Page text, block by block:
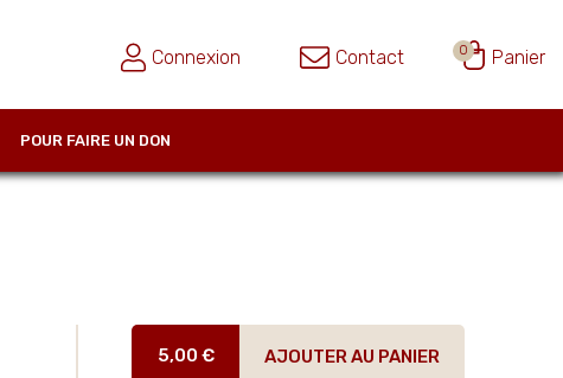
Connexion Contact 0 Panier
POUR FAIRE UN DON
5,00 € AJOUTER AU PANIER